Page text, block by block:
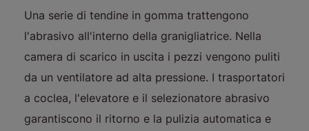
Una serie di tendine in gomma trattengono
l'abrasivo all'interno della granigliatrice. Nella
camera di scarico in uscita i pezzi vengono puliti
da un ventilatore ad alta pressione. I trasportatori
a coclea, l'elevatore e il selezionatore abrasivo
garantiscono il ritorno e la pulizia automatica e